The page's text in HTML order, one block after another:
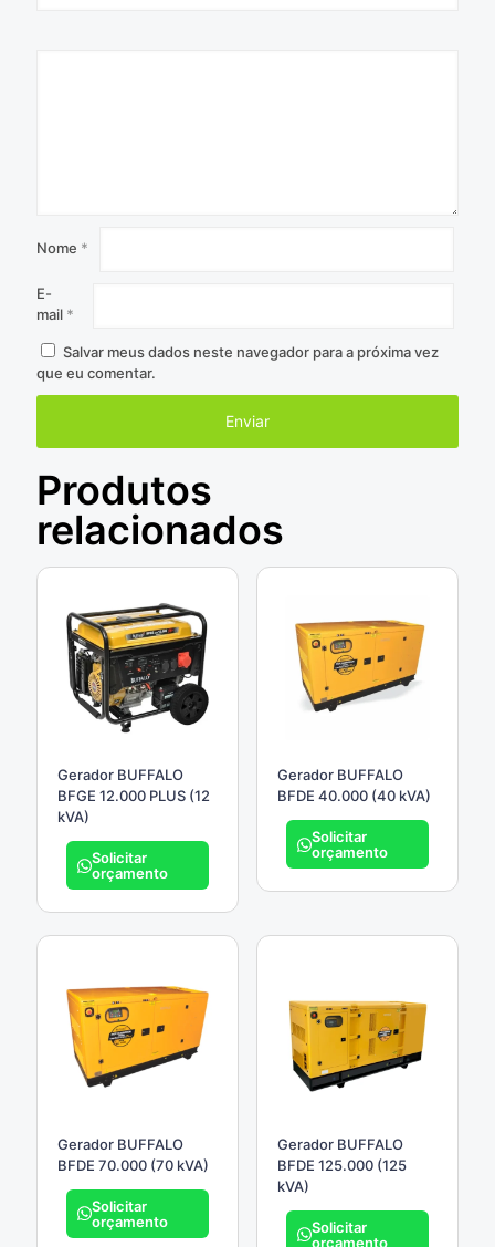
Nome *
E-
mail *
Salvar meus dados neste navegador para a próxima vez
que eu comentar.
Produtos
relacionados
Gerador BUFFALO
BFGE 12.000 PLUS (12
kVA)
Solicitar
orçamento
Gerador BUFFALO
BFDE 40.000 (40 kVA)
Solicitar
orçamento
Gerador BUFFALO
BFDE 70.000 (70 kVA)
Solicitar
orçamento
Gerador BUFFALO
BFDE 125.000 (125
kVA)
Solicitar
orçamento